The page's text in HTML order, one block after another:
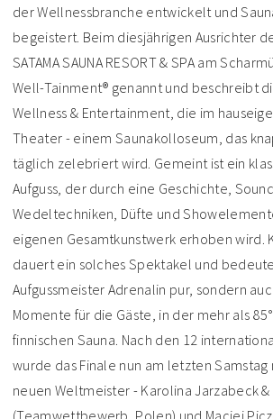
der Wellnessbranche entwickelt und
begeistert. Beim diesjährigen Ausrichter
SATAMA SAUNA RESORT & SPA am
Well-Tainment® genannt und beschreibt
Wellness & Entertainment, die im
Theater - einem Saunakolloseum, das
täglich zelebriert wird. Gemeint ist ein
Aufguss, der durch eine Geschichte,
Wedeltechniken, Düfte und
eigenen Gesamtkunstwerk erhoben wird.
dauert ein solches Spektakel und
Aufgussmeister Adrenalin pur, sondern
Momente für die Gäste, in der mehr als
finnischen Sauna. Nach den 12
wurde das Finale nun am letzten
neuen Weltmeister - Karolina Jarzabeck &
(Teamwettbewerb, Polen) und Maciej